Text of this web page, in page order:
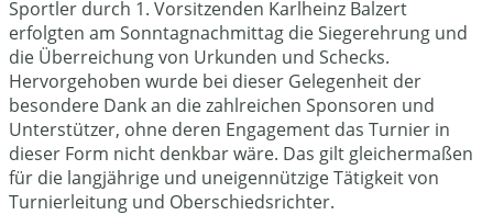
Sportler durch 1. Vorsitzenden Karlheinz Balzert
erfolgten am Sonntagnachmittag die Siegerehrung und
die Überreichung von Urkunden und Schecks.
Hervorgehoben wurde bei dieser Gelegenheit der
besondere Dank an die zahlreichen Sponsoren und
Unterstützer, ohne deren Engagement das Turnier in
dieser Form nicht denkbar wäre. Das gilt gleichermaßen
für die langjährige und uneigennützige Tätigkeit von
Turnierleitung und Oberschiedsrichter.